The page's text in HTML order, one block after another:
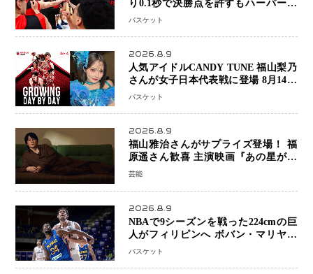
り0.1秒で決勝点を許すもハーパージ
ュニア15得点 カーク18得点と存在感
バスケット
2026.8.9
人気アイドルCANDY TUNE 福山梨乃
さんが女子日本代表戦に登場 8月14日
「三井不動産カップ」でスペシャルゲ
バスケット
2026.8.9
福山雅治さんがサプライズ登場！ 福
原遥さん歓喜 主演映画『あの星が降
る丘で、君とまた出会いたい。』舞台
芸能
2026.8.9
NBAで9シーズンを戦った224cmの巨
人がフィリピンへ ボバン・マリヤノ
ビッチ ジョーンズカップで新たな挑
バスケット